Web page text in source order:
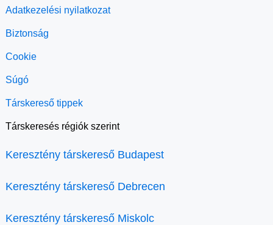
Adatkezelési nyilatkozat
Biztonság
Cookie
Súgó
Társkereső tippek
Társkeresés régiók szerint
Keresztény társkereső Budapest
Keresztény társkereső Debrecen
Keresztény társkereső Miskolc